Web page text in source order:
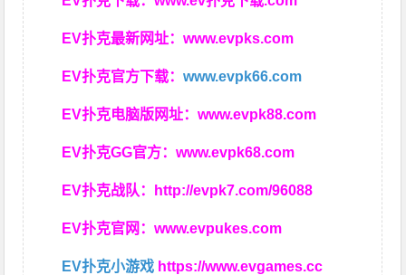
EV扑克最新网址：www.evpks.com
EV扑克官方下载：www.evpk66.com
EV扑克电脑版网址：www.evpk88.com
EV扑克GG官方：www.evpk68.com
EV扑克战队： http://evpk7.com/96088
EV扑克官网：www.evpukes.com
EV扑克小游戏 https://www.evgames.cc